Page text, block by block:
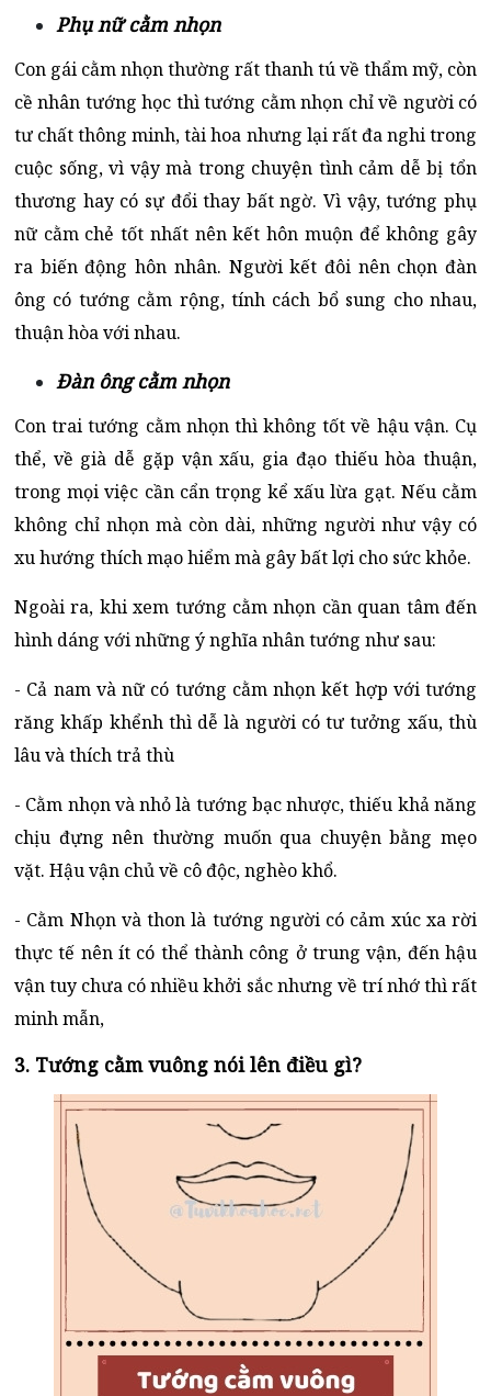
Phụ nữ cằm nhọn
Con gái cằm nhọn thường rất thanh tú về thẩm mỹ, còn
cề nhân tướng học thì tướng cằm nhọn chỉ về người có
tư chất thông minh, tài hoa nhưng lại rất đa nghi trong
cuộc sống, vì vậy mà trong chuyện tình cảm dễ bị tổn
thương hay có sự đổi thay bất ngờ. Vì vậy, tướng phụ
nữ cằm chẻ tốt nhất nên kết hôn muộn để không gây
ra biến động hôn nhân. Người kết đôi nên chọn đàn
ông có tướng cằm rộng, tính cách bổ sung cho nhau,
thuận hòa với nhau.
Đàn ông cằm nhọn
Con trai tướng cằm nhọn thì không tốt về hậu vận. Cụ
thể, về già dễ gặp vận xấu, gia đạo thiếu hòa thuận,
trong mọi việc cần cẩn trọng kể xấu lừa gạt. Nếu cằm
không chỉ nhọn mà còn dài, những người như vậy có
xu hướng thích mạo hiểm mà gây bất lợi cho sức khỏe.
Ngoài ra, khi xem tướng cằm nhọn cần quan tâm đến
hình dáng với những ý nghĩa nhân tướng như sau:
- Cả nam và nữ có tướng cằm nhọn kết hợp với tướng
răng khấp khểnh thì dễ là người có tư tưởng xấu, thù
lâu và thích trả thù
- Cằm nhọn và nhỏ là tướng bạc nhược, thiếu khả năng
chịu đựng nên thường muốn qua chuyện bằng mẹo
vặt. Hậu vận chủ về cô độc, nghèo khổ.
- Cằm Nhọn và thon là tướng người có cảm xúc xa rời
thực tế nên ít có thể thành công ở trung vận, đến hậu
vận tuy chưa có nhiều khởi sắc nhưng về trí nhớ thì rất
minh mẫn,
3. Tướng cằm vuông nói lên điều gì?